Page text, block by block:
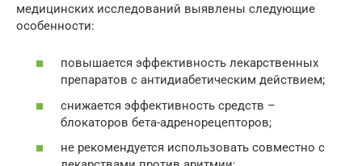
медицинских исследований выявлены следующие
особенности:
повышается эффективность лекарственных
препаратов с антидиабетическим действием;
снижается эффективность средств –
блокаторов бета-адренорецепторов;
не рекомендуется использовать совместно с